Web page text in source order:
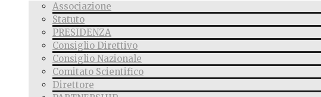
Associazione
Statuto
PRESIDENZA
Consiglio Direttivo
Consiglio Nazionale
Comitato Scientifico
Direttore